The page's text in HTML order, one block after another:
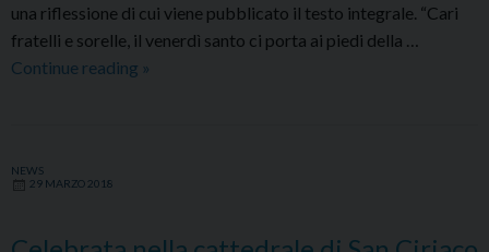
una riflessione di cui viene pubblicato il testo integrale. “Cari
fratelli e sorelle, il venerdì santo ci porta ai piedi della …
Continue reading Riflessione
»
NEWS
29 MARZO 2018